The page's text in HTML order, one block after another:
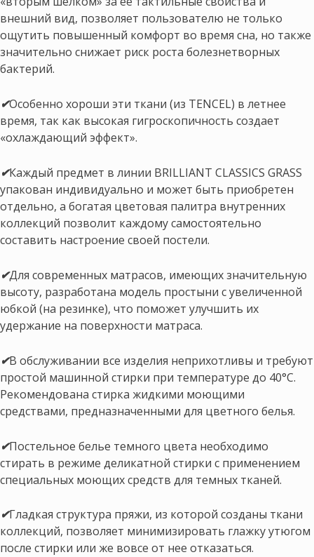
внешний вид, позволяет пользователю не только
ощутить повышенный комфорт во время сна, но также
значительно снижает риск роста болезнетворных
бактерий.
✔Особенно хороши эти ткани (из TENCEL) в летнее
время, так как высокая гигроскопичность создает
«охлаждающий эффект».
✔Каждый предмет в линии BRILLIANT CLASSICS GRASS
упакован индивидуально и может быть приобретен
отдельно, а богатая цветовая палитра внутренних
коллекций позволит каждому самостоятельно
составить настроение своей постели.
✔Для современных матрасов, имеющих значительную
высоту, разработана модель простыни с увеличенной
юбкой (на резинке), что поможет улучшить их
удержание на поверхности матраса.
✔В обслуживании все изделия неприхотливы и требуют
простой машинной стирки при температуре до 40°С.
Рекомендована стирка жидкими моющими
средствами, предназначенными для цветного белья.
✔Постельное белье темного цвета необходимо
стирать в режиме деликатной стирки с применением
специальных моющих средств для темных тканей.
✔Гладкая структура пряжи, из которой созданы ткани
коллекций, позволяет минимизировать глажку утюгом
после стирки или же вовсе от нее отказаться.